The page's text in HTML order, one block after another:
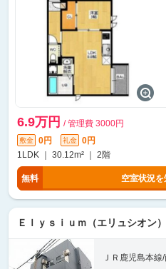
6.9万円 / 管理費 3000円
敷金 0円 礼金
0円
1LDK ｜ 30.12m² ｜ 2階
無料 空室状況
Ｅｌｙｓｉｕｍ（エリュシオン）
ＪＲ鹿児島本